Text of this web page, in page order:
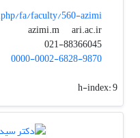
fa/faculty/560-azimi
azimi.m
ari.ac.ir
021-88366045
0000-0002-6828-9870
h-index:9